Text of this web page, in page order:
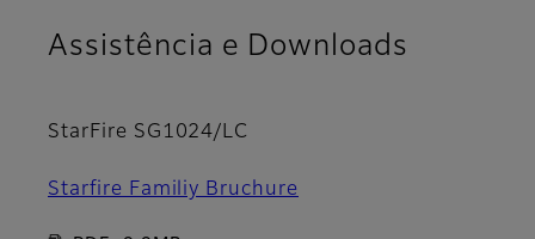
Assistência e Downloads
StarFire SG1024/LC
Starfire Familiy Bruchure